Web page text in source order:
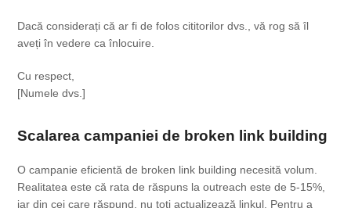
Dacă considerați că ar fi de folos cititorilor dvs., vă rog să îl
aveți în vedere ca înlocuire.
Cu respect,
[Numele dvs.]
Scalarea campaniei de broken link building
O campanie eficientă de broken link building necesită volum.
Realitatea este că rata de răspuns la outreach este de 5-15%,
iar din cei care răspund, nu toți actualizează linkul. Pentru a